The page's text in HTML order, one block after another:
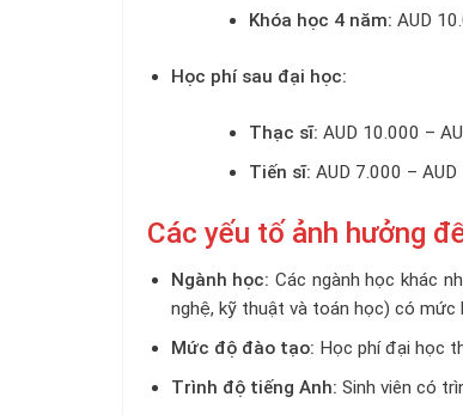
Khóa học 4 năm: AUD
Học phí sau đại học:
Thạc sĩ: AUD 10.000 –
Tiến sĩ: AUD 7.000 –
Các yếu tố ảnh hưởng
Ngành học: Các ngành học khác
nghệ, kỹ thuật và toán học) có mức
Mức độ đào tạo: Học phí đại học
Trình độ tiếng Anh: Sinh viên có